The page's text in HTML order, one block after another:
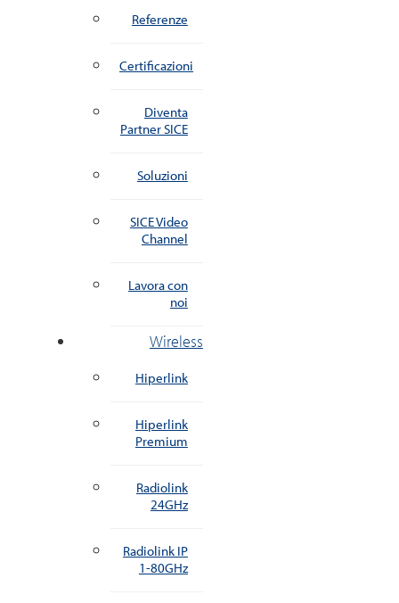
Referenze
Certificazioni
Diventa
Partner SICE
Soluzioni
SICE Video
Channel
Lavora con
noi
Wireless
Hiperlink
Hiperlink
Premium
Radiolink
24GHz
Radiolink IP
1-80GHz